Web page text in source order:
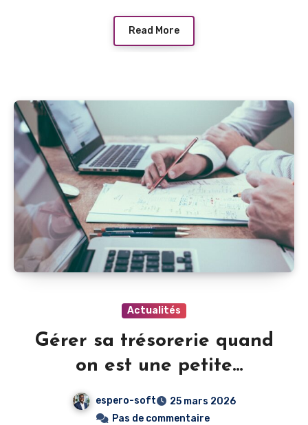
Read More
Actualités
Gérer sa trésorerie quand
on est une petite
entreprise en Belgique
espero-soft
25 mars 2026
Pas de commentaire